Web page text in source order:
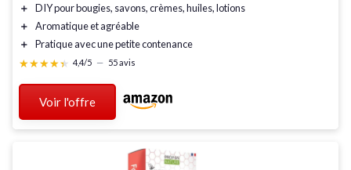
＋
DIYpour bougies, savons, crèmes, huiles, lotions
＋
Aromatiqueet agréable
＋
Pratiqueavec une petite contenance
★★★★★
★★★★★ 4,4/5 — 55 avis
Voir l'offre